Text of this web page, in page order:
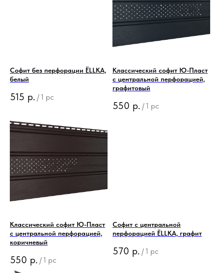
Софит без перфорации ЁLLKA,
белый
515 р. / 1 pc
Классический софит Ю-Пласт
с центральной перфорацией,
графитовый
550 р. / 1 pc
Классический софит Ю-Пласт
с центральной перфорацией,
коричневый
550 р. / 1 pc
Софит с центральной
перфорацией ЁLLKA, графит
570 р. / 1 pc